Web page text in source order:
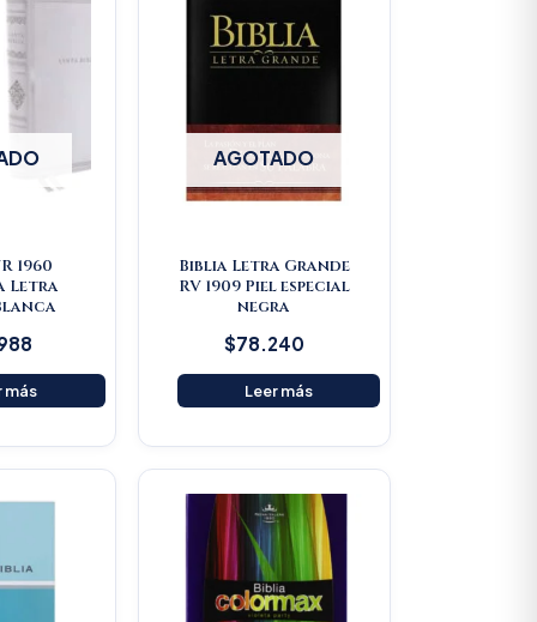
1960
Letra
más
AGOTADO
Biblia Letra Grande
RV 1909 Piel especial
negra
$78.240
Leer más